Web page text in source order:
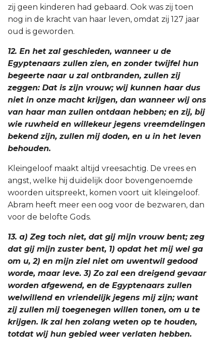
zij geen kinderen had gebaard. Ook was zij toen
nog in de kracht van haar leven, omdat zij 127 jaar
oud is geworden.
12. En het zal geschieden, wanneer u de
Egyptenaars zullen zien, en zonder twijfel hun
begeerte naar u zal ontbranden, zullen zij
zeggen: Dat is zijn vrouw; wij kunnen haar dus
niet in onze macht krijgen, dan wanneer wij ons
van haar man zullen ontdaan hebben; en zij, bij
wie ruwheid en willekeur jegens vreemdelingen
bekend zijn, zullen mij doden, en u in het leven
behouden.
Kleingeloof maakt altijd vreesachtig. De vrees en
angst, welke hij duidelijk door bovengenoemde
woorden uitspreekt, komen voort uit kleingeloof.
Abram heeft meer een oog voor de bezwaren, dan
voor de belofte Gods.
13. a) Zeg toch niet, dat gij mijn vrouw bent; zeg
dat gij mijn zuster bent, 1) opdat het mij wel ga
om u, 2) en mijn ziel niet om uwentwil gedood
worde, maar leve. 3) Zo zal een dreigend gevaar
worden afgewend, en de Egyptenaars zullen
welwillend en vriendelijk jegens mij zijn; want
zij zullen mij toegenegen willen tonen, om u te
krijgen. Ik zal hen zolang weten op te houden,
totdat wij hun gebied weer verlaten hebben.